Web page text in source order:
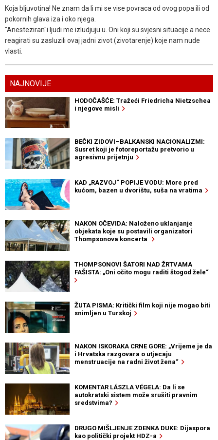
Koja bljuvotina! Ne znam da li mi se vise povraca od ovog popa ili od
pokornih glava iza i oko njega.
"Anesteziran"i ljudi me izludjuju.u. Oni koji su svjesni situacije a nece
reagirati su zasluzili ovaj jadni zivot (zivotarenje) koje nam nude
vlasti.
NAJNOVIJE
HODOČAŠĆE: Tražeći Friedricha Nietzschea
i njegove misli
BEČKI ZIDOVI–BALKANSKI NACIONALIZMI:
Susret koji je fotoreportažu pretvorio u
agresivnu prijetnju
KAD „RAZVOJ“ POPIJE VODU: More pred
kućom, bazen u dvorištu, suša na vratima
NAKON OČEVIDA: Naloženo uklanjanje
objekata koje su postavili organizatori
Thompsonova koncerta
THOMPSONOVI ŠATORI NAD ŽRTVAMA
FAŠISTA: „Oni očito mogu raditi štogod žele“
ŽUTA PISMA: Kritički film koji nije mogao biti
snimljen u Turskoj
NAKON ISKORAKA CRNE GORE: „Vrijeme je da
i Hrvatska razgovara o utjecaju
menstruacije na radni život žena“
KOMENTAR LÁSZLA VÉGELA: Da li se
autokratski sistem može srušiti pravnim
sredstvima?
DRUGO MIŠLJENJE ZDENKA DUKE: Dijaspora
kao politički projekt HDZ-a